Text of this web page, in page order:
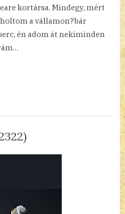
kortársa. Mindegy, mért
a vállamon?bár
én adom át nekiminden